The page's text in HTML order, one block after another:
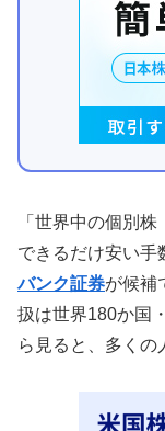
「世界中の個別
できるだけ安い手
バンク証券が候補
扱は世界180か国
ら見ると、多くの